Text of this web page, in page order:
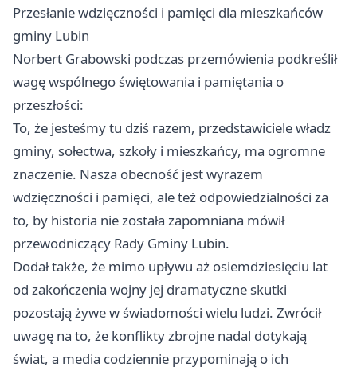
Przesłanie wdzięczności i pamięci dla mieszkańców
gminy Lubin
Norbert Grabowski podczas przemówienia podkreślił
wagę wspólnego świętowania i pamiętania o
przeszłości:
To, że jesteśmy tu dziś razem, przedstawiciele władz
gminy, sołectwa, szkoły i mieszkańcy, ma ogromne
znaczenie. Nasza obecność jest wyrazem
wdzięczności i pamięci, ale też odpowiedzialności za
to, by historia nie została zapomniana mówił
przewodniczący Rady Gminy Lubin.
Dodał także, że mimo upływu aż osiemdziesięciu lat
od zakończenia wojny jej dramatyczne skutki
pozostają żywe w świadomości wielu ludzi. Zwrócił
uwagę na to, że konflikty zbrojne nadal dotykają
świat, a media codziennie przypominają o ich